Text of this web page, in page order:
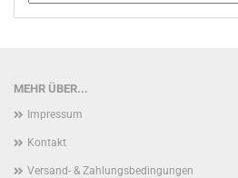
MEHR ÜBER...
Impressum
Kontakt
Versand- & Zahlungsbedingungen